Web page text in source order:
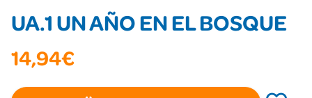
UA.1 UN AÑO EN EL BOSQUE
14,94€